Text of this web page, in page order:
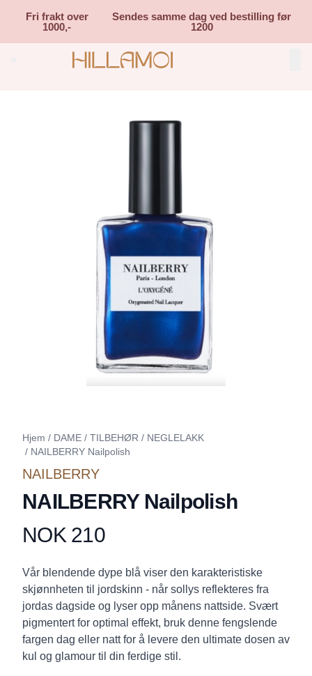
Fri frakt over
1000,-
Sendes samme dag ved bestilling før
1200
Search (⌘K)
Hjem / DAME / TILBEHØR / NEGLELAKK
/ NAILBERRY Nailpolish
NAILBERRY
NAILBERRY Nailpolish
Produktdetaljer
NOK 210
Description
Vår blendende dype blå viser den karakteristiske
skjønnheten til jordskinn - når sollys reflekteres fra
jordas dagside og lyser opp månens nattside. Svært
pigmentert for optimal effekt, bruk denne fengslende
fargen dag eller natt for å levere den ultimate dosen av
kul og glamour til din ferdige stil.